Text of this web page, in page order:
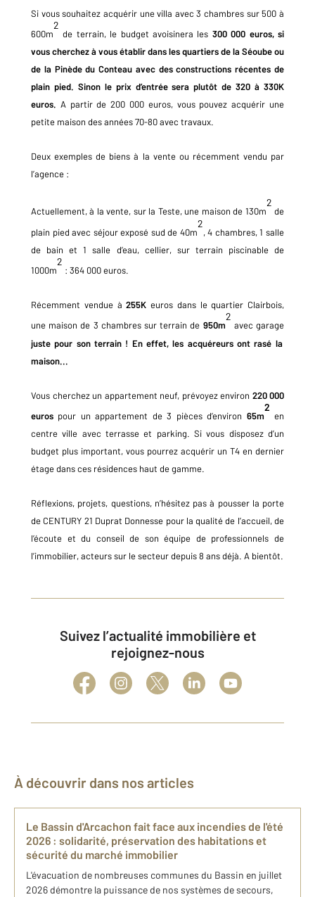
Si vous souhaitez acquérir une villa avec 3 chambres sur 500 à
600m
2
de terrain, le budget avoisinera les 300 000 euros, si
vous cherchez à vous établir dans les quartiers de la Séoube ou
de la Pinède du Conteau avec des constructions récentes de
plain pied. Sinon le prix d’entrée sera plutôt de 320 à 330K
euros. A partir de 200 000 euros, vous pouvez acquérir une
petite maison des années 70-80 avec travaux.
Deux exemples de biens à la vente ou récemment vendu par
l’agence :
Actuellement, à la vente, sur la Teste, une maison de 130m
2
de
plain pied avec séjour exposé sud de 40m
2
, 4 chambres, 1 salle
de bain et 1 salle d’eau, cellier, sur terrain piscinable de
1000m
2
: 364 000 euros.
Récemment vendue à 255K euros dans le quartier Clairbois,
une maison de 3 chambres sur terrain de 950m
2
avec garage
juste pour son terrain ! En effet, les acquéreurs ont rasé la
maison...
Vous cherchez un appartement neuf, prévoyez environ 220 000
euros pour un appartement de 3 pièces d’environ 65m
2
en
centre ville avec terrasse et parking. Si vous disposez d’un
budget plus important, vous pourrez acquérir un T4 en dernier
étage dans ces résidences haut de gamme.
Réflexions, projets, questions, n’hésitez pas à pousser la porte
de CENTURY 21 Duprat Donnesse pour la qualité de l’accueil, de
l’écoute et du conseil de son équipe de professionnels de
l’immobilier, acteurs sur le secteur depuis 8 ans déjà. A bientôt.
Suivez l’actualité immobilière et
rejoignez-nous
À découvrir dans nos articles
Le Bassin d'Arcachon fait face aux incendies de l'été
2026 : solidarité, préservation des habitations et
sécurité du marché immobilier
L'évacuation de nombreuses communes du Bassin en juillet
2026 démontre la puissance de nos systèmes de secours,